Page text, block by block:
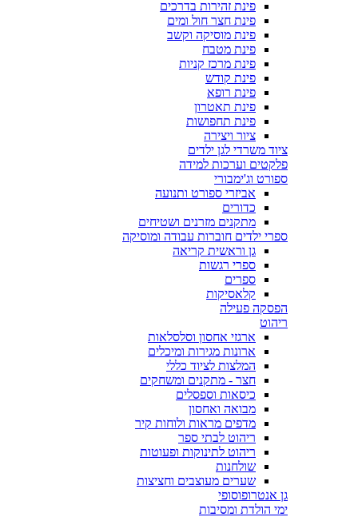
פינת זהירות בדרכים
פינת חצר חול ומים
פינת מוסיקה וקשב
פינת מטבח
פינת מרכז קניות
פינת קודש
פינת רופא
פינת תאטרון
פינת תחפושות
ציור ויצירה
ציוד משרדי לגן ילדים
פלקטים וערכות למידה
ספורט וג'ימבורי
אביזרי ספורט ותנועה
כדורים
מתקנים מזרנים ושטיחים
ספרי ילדים חוברות עבודה ומוסיקה
גן וראשית קריאה
ספרי רגשות
ספרים
קלאסיקות
הפסקה פעילה
ריהוט
ארגזי אחסון וסלסלאות
ארונות מגירות ומיכלים
המלצות לציוד כללי
חצר - מתקנים ומשחקים
כיסאות וספסלים
מבואה ואחסון
מדפים מראות ולוחות קיר
ריהוט לבתי ספר
ריהוט לתינוקות ופעוטות
שולחנות
שערים מעוצבים וחציצות
גן אנטרופוסופי
ימי הולדת ומסיבות